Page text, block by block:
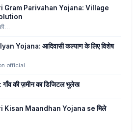
Gram Parivahan Yojana: Village
Yojana: आदिवासी कल्याण के लिए विशेष
official…
गाँव की ज़मीन का डिजिटल भूलेख
Kisan Maandhan Yojana se मिले